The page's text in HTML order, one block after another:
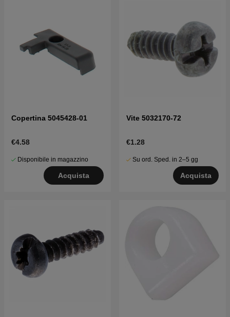
Copertina 5045428-01
€4.58
Disponibile in magazzino
Acquista
Vite 5032170-72
€1.28
Su ord. Sped. in 2–5 gg
Acquista